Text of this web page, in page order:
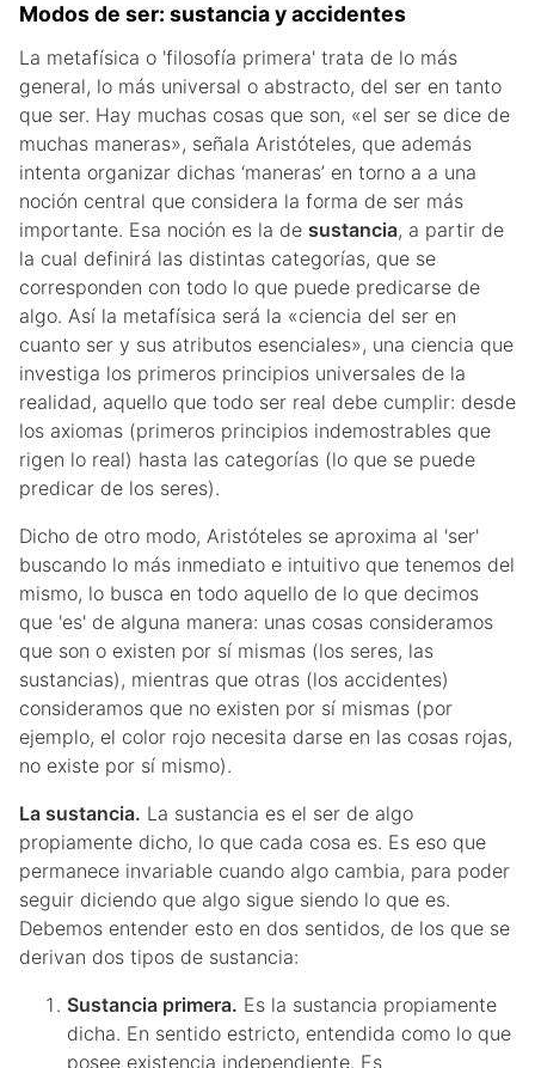
Modos de ser: sustancia y accidentes
La metafísica o 'filosofía primera' trata de lo más
general, lo más universal o abstracto, del ser en tanto
que ser. Hay muchas cosas que son, «el ser se dice de
muchas maneras», señala Aristóteles, que además
intenta organizar dichas ‘maneras’ en torno a a una
noción central que considera la forma de ser más
importante. Esa noción es la de sustancia, a partir de
la cual definirá las distintas categorías, que se
corresponden con todo lo que puede predicarse de
algo. Así la metafísica será la «ciencia del ser en
cuanto ser y sus atributos esenciales», una ciencia que
investiga los primeros principios universales de la
realidad, aquello que todo ser real debe cumplir: desde
los axiomas (primeros principios indemostrables que
rigen lo real) hasta las categorías (lo que se puede
predicar de los seres).
Dicho de otro modo, Aristóteles se aproxima al 'ser'
buscando lo más inmediato e intuitivo que tenemos del
mismo, lo busca en todo aquello de lo que decimos
que 'es' de alguna manera: unas cosas consideramos
que son o existen por sí mismas (los seres, las
sustancias), mientras que otras (los accidentes)
consideramos que no existen por sí mismas (por
ejemplo, el color rojo necesita darse en las cosas rojas,
no existe por sí mismo).
La sustancia. La sustancia es el ser de algo
propiamente dicho, lo que cada cosa es. Es eso que
permanece invariable cuando algo cambia, para poder
seguir diciendo que algo sigue siendo lo que es.
Debemos entender esto en dos sentidos, de los que se
derivan dos tipos de sustancia:
Sustancia primera. Es la sustancia propiamente
dicha. En sentido estricto, entendida como lo que
posee existencia independiente. Es